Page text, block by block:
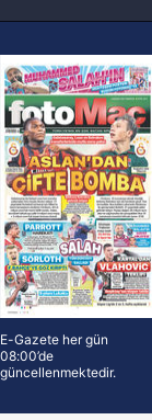
Ligi
teknik direktörü
E-Gazete her gün
08:00’de
güncellenmektedir.